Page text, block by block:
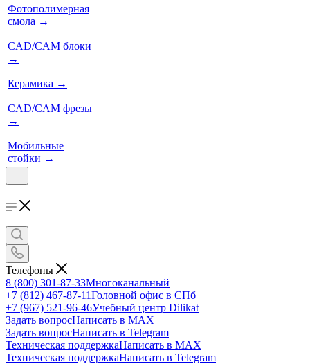
Фотополимерная
смола →
CAD/CAM блоки
→
Керамика →
CAD/CAM фрезы
→
Мобильные
стойки →
Телефоны
8 (800) 301-87-33Многоканальный
+7 (812) 467-87-11Головной офис в СПб
+7 (967) 521-96-46Учебный центр Dilikat
Задать вопросНаписать в MAX
Задать вопросНаписать в Telegram
Техническая поддержкаНаписать в MAX
Техническая поддержкаНаписать в Telegram